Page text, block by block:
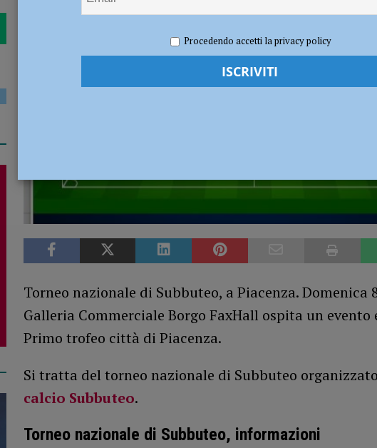
Torneo nazionale di Subbuteo, a Piacenza. Domenica
Galleria Commerciale Borgo FaxHall ospita un evento
Primo trofeo città di Piacenza.
Si tratta del torneo nazionale di Subbuteo
calcio Subbuteo.
Torneo nazionale di Subbuteo, informazioni
Procedendo accetti la privacy policy